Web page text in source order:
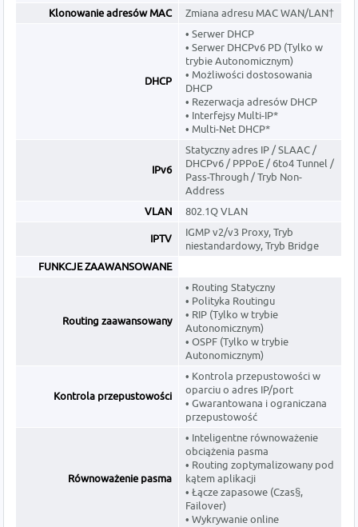
Klonowanie adresów MAC
Zmiana adresu MAC WAN/LAN†
DHCP
• Serwer DHCP
• Serwer DHCPv6 PD (Tylko w
trybie Autonomicznym)
• Możliwości dostosowania
DHCP
• Rezerwacja adresów DHCP
• Interfejsy Multi-IP*
• Multi-Net DHCP*
IPv6
Statyczny adres IP / SLAAC /
DHCPv6 / PPPoE / 6to4 Tunnel /
Pass-Through / Tryb Non-
Address
VLAN
802.1Q VLAN
IPTV
IGMP v2/v3 Proxy, Tryb
niestandardowy, Tryb Bridge
FUNKCJE ZAAWANSOWANE
Routing zaawansowany
• Routing Statyczny
• Polityka Routingu
• RIP (Tylko w trybie
Autonomicznym)
• OSPF (Tylko w trybie
Autonomicznym)
Kontrola przepustowości
• Kontrola przepustowości w
oparciu o adres IP/port
• Gwarantowana i ograniczana
przepustowość
Równoważenie pasma
• Inteligentne równoważenie
obciążenia pasma
• Routing zoptymalizowany pod
kątem aplikacji
• Łącze zapasowe (Czas§,
Failover)
• Wykrywanie online